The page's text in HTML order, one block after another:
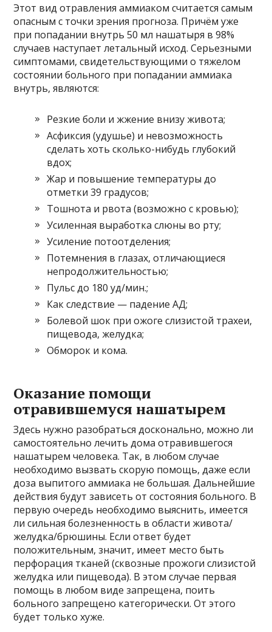
Этот вид отравления аммиаком считается самым
опасным с точки зрения прогноза. Причём уже
при попадании внутрь 50 мл нашатыря в 98%
случаев наступает летальный исход. Серьезными
симптомами, свидетельствующими о тяжелом
состоянии больного при попадании аммиака
внутрь, являются:
Резкие боли и жжение внизу живота;
Асфиксия (удушье) и невозможность
сделать хоть сколько-нибудь глубокий
вдох;
Жар и повышение температуры до
отметки 39 градусов;
Тошнота и рвота (возможно с кровью);
Усиленная выработка слюны во рту;
Усиление потоотделения;
Потемнения в глазах, отличающиеся
непродолжительностью;
Пульс до 180 уд/мин.;
Как следствие — падение АД;
Болевой шок при ожоге слизистой трахеи,
пищевода, желудка;
Обморок и кома.
Оказание помощи
отравившемуся нашатырем
Здесь нужно разобраться досконально, можно ли
самостоятельно лечить дома отравившегося
нашатырем человека. Так, в любом случае
необходимо вызвать скорую помощь, даже если
доза выпитого аммиака не большая. Дальнейшие
действия будут зависеть от состояния больного. В
первую очередь необходимо выяснить, имеется
ли сильная болезненность в области живота/
желудка/брюшины. Если ответ будет
положительным, значит, имеет место быть
перфорация тканей (сквозные прожоги слизистой
желудка или пищевода). В этом случае первая
помощь в любом виде запрещена, поить
больного запрещено категорически. От этого
будет только хуже.